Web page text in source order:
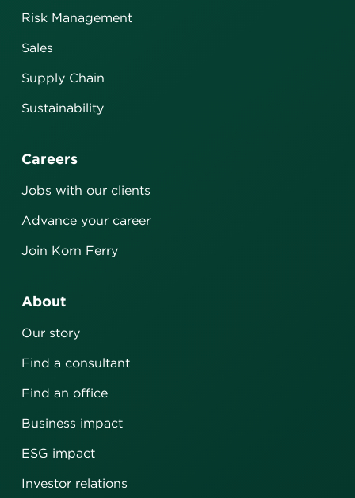
Risk Management
Sales
Supply Chain
Sustainability
Careers
Jobs with our clients
Advance your career
Join Korn Ferry
About
Our story
Find a consultant
Find an office
Business impact
ESG impact
Investor relations